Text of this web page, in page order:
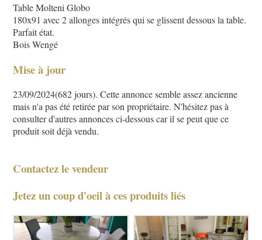
Table Molteni Globo
180x91 avec 2 allonges intégrés qui se glissent dessous la table.
Parfait état.
Bois Wengé
Mise à jour
23/09/2024(682 jours). Cette annonce semble assez ancienne
mais n'a pas été retirée par son propriétaire. N'hésitez pas à
consulter d'autres annonces ci-dessous car il se peut que ce
produit soit déjà vendu.
Contactez le vendeur
Jetez un coup d'oeil à ces produits liés